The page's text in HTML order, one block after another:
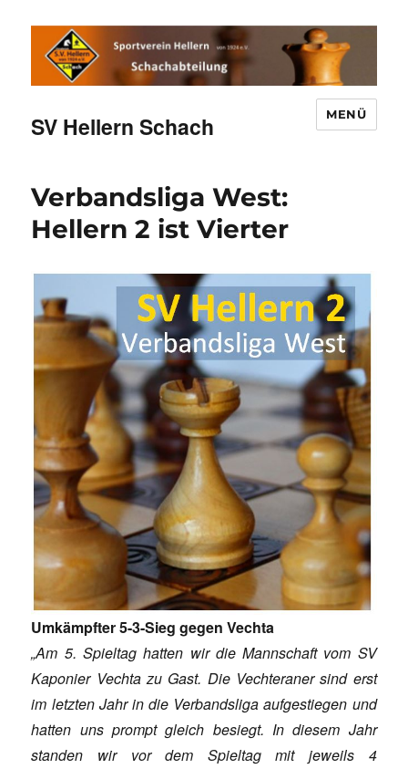
SV Hellern Schach MENÜ
Verbandsliga West:
Hellern 2 ist Vierter
Umkämpfter 5-3-Sieg gegen Vechta
„Am 5. Spieltag hatten wir die Mannschaft vom SV
Kaponier Vechta zu Gast. Die Vechteraner sind erst
im letzten Jahr in die Verbandsliga aufgestiegen und
hatten uns prompt gleich besiegt. In diesem Jahr
standen wir vor dem Spieltag mit jeweils 4